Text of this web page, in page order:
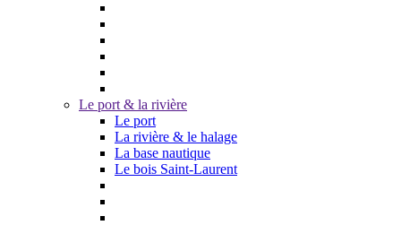
Le port & la rivière
Le port
La rivière & le halage
La base nautique
Le bois Saint-Laurent